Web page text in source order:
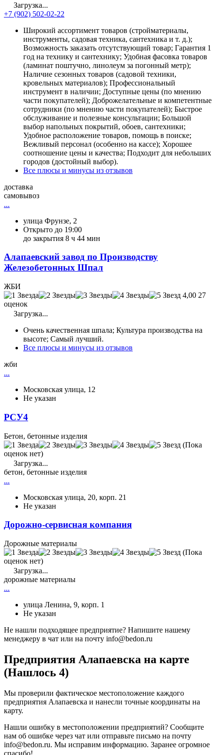
Загрузка...
+7 (902) 502-02-22
Широкий ассортимент товаров (стройматериалы,
инструменты, садовая техника, сантехника и т. д.);
Возможность заказать отсутствующий товар; Гарантия 1
год на технику и сантехнику; Удобная фасовка товаров
(ламинат поштучно, линолеум за погонный метр);
Наличие сезонных товаров (садовой техники,
кровельных материалов); Профессиональный
инструмент в наличии; Доступные цены (по мнению
части покупателей); Доброжелательные и компетентные
сотрудники (по мнению части покупателей); Быстрое
обслуживание и полезные консультации; Большой
выбор напольных покрытий, обоев, сантехники;
Удобное расположение товаров, помощь в поиске;
Вежливый персонал (особенно на кассе); Хорошее
соотношение цены и качества; Подходит для небольших
городов (достойный выбор).
Все плюсы и минусы из отзывов
доставка
самовывоз
...
улица Фрунзе, 2
Открыто до 19:00
до закрытия 8 ч 44 мин
Алапаевский завод по Производству
Железобетонных Шпал
ЖБИ
4,00 27
оценок
Загрузка...
Очень качественная шпала; Культура производства на
высоте; Самый лучший.
Все плюсы и минусы из отзывов
жби
...
Московская улица, 12
Не указан
РСУ4
Бетон, бетонные изделия
(Пока
оценок нет)
Загрузка...
бетон, бетонные изделия
...
Московская улица, 20, корп. 21
Не указан
Дорожно-сервисная компания
Дорожные материалы
(Пока
оценок нет)
Загрузка...
дорожные материалы
...
улица Ленина, 9, корп. 1
Не указан
Не нашли подходящее предприятие? Напишите нашему
менеджеру в чат или на почту info@bedon.ru
Предприятия Алапаевска на карте
(Нашлось 4)
Мы проверили фактическое местоположение каждого
предприятия Алапаевска и нанесли точные координаты на
карту.
Нашли ошибку в местоположении предприятий? Сообщите
нам об ошибке через чат или отправьте письмо на почту
info@bedon.ru. Мы исправим информацию. Заранее огромное
спасибо!